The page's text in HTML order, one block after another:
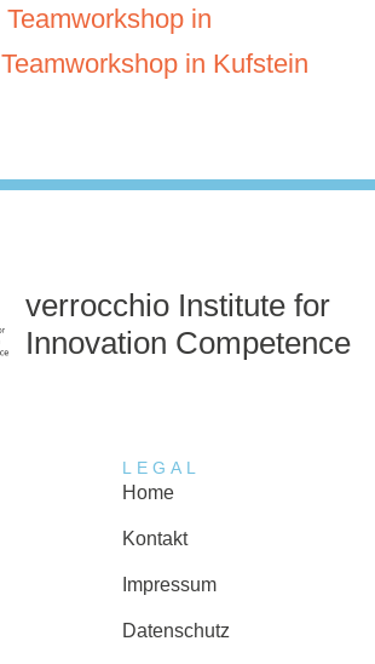
Teamworkshop in
Teamworkshop in Kufstein
verrocchio Institute for
Innovation Competence
LEGAL
Home
Kontakt
Impressum
Datenschutz